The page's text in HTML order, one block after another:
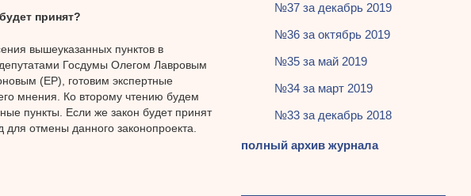
принят?
вышеуказанных пунктов в
Госдумы Олегом Лавровым
(ЕР), готовим экспертные
мнения. Ко второму чтению будем
пункты. Если же закон будет принят
отмены данного законопроекта.
№37 за декабрь 2019
№36 за октябрь 2019
№35 за май 2019
№34 за март 2019
№33 за декабрь 2018
полный архив журнала